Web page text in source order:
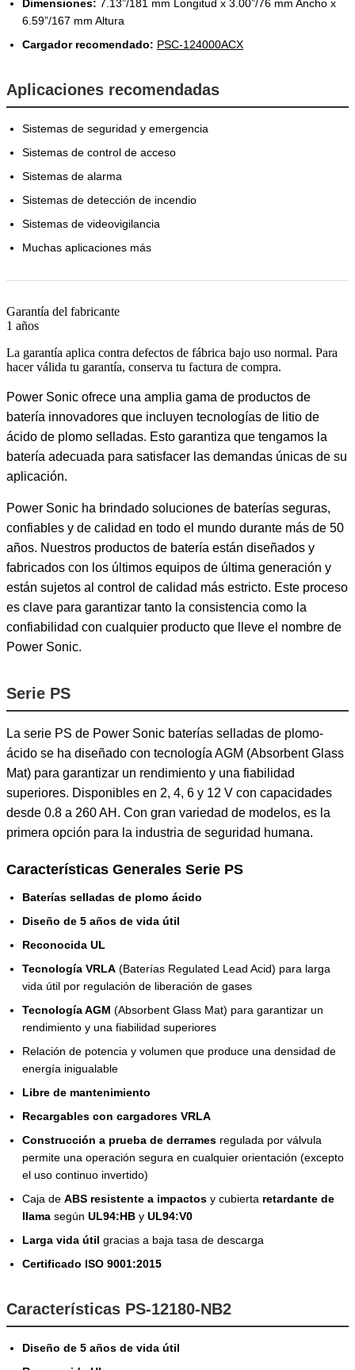
Dimensiones: 7.13”/181 mm Longitud x 3.00”/76 mm Ancho x
6.59”/167 mm Altura
Cargador recomendado: PSC-124000ACX
Aplicaciones recomendadas
Sistemas de seguridad y emergencia
Sistemas de control de acceso
Sistemas de alarma
Sistemas de detección de incendio
Sistemas de videovigilancia
Muchas aplicaciones más
Garantía del fabricante
1 años
La garantía aplica contra defectos de fábrica bajo uso normal. Para
hacer válida tu garantía, conserva tu factura de compra.
Power Sonic ofrece una amplia gama de productos de
batería innovadores que incluyen tecnologías de litio de
ácido de plomo selladas. Esto garantiza que tengamos la
batería adecuada para satisfacer las demandas únicas de su
aplicación.
Power Sonic ha brindado soluciones de baterías seguras,
confiables y de calidad en todo el mundo durante más de 50
años. Nuestros productos de batería están diseñados y
fabricados con los últimos equipos de última generación y
están sujetos al control de calidad más estricto. Este proceso
es clave para garantizar tanto la consistencia como la
confiabilidad con cualquier producto que lleve el nombre de
Power Sonic.
Serie PS
La serie PS de Power Sonic baterías selladas de plomo-
ácido se ha diseñado con tecnología AGM (Absorbent Glass
Mat) para garantizar un rendimiento y una fiabilidad
superiores. Disponibles en 2, 4, 6 y 12 V con capacidades
desde 0.8 a 260 AH. Con gran variedad de modelos, es la
primera opción para la industria de seguridad humana.
Características Generales Serie PS
Baterías selladas de plomo ácido
Diseño de 5 años de vida útil
Reconocida UL
Tecnología VRLA (Baterías Regulated Lead Acid) para larga
vida útil por regulación de liberación de gases
Tecnología AGM (Absorbent Glass Mat) para garantizar un
rendimiento y una fiabilidad superiores
Relación de potencia y volumen que produce una densidad de
energía inigualable
Libre de mantenimiento
Recargables con cargadores VRLA
Construcción a prueba de derrames regulada por válvula
permite una operación segura en cualquier orientación (excepto
el uso continuo invertido)
Caja de ABS resistente a impactos y cubierta retardante de
llama según UL94:HB y UL94:V0
Larga vida útil gracias a baja tasa de descarga
Certificado ISO 9001:2015
Características PS-12180-NB2
Diseño de 5 años de vida útil